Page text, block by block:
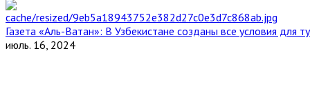
Газета «Аль-Ватан»: В Узбекистане созданы все условия для
июль. 16, 2024